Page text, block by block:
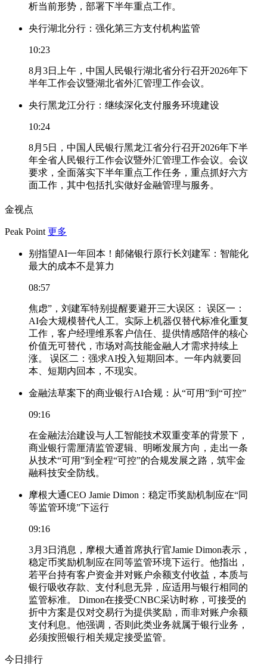
析当前形势，部署下半年重点工作。
央行湖北分行：强化第三方支付机构监管
10:23
8月3日上午，中国人民银行湖北省分行召开2026年下
半年工作会议暨湖北省外汇管理工作会议。
央行黑龙江分行：继续深化支付服务环境建设
10:24
8月5日，中国人民银行黑龙江省分行召开2026年下半
年全省人民银行工作会议暨外汇管理工作会议。会议
要求，全面落实下半年重点工作任务，重点抓好六方
面工作，其中包括扎实做好金融管理与服务。
金视点
Peak Point 更多
别指望AI一年回本！邮储银行原行长刘建军：智能化
最大的成本不是算力
08:57
焦虑”，刘建军特别提醒要避开三大误区： 误区一：
AI会大规模替代人工。实际上机器仅替代标准化重复
工作，客户经理维系客户信任、提供情感陪伴的核心
价值无可替代，市场对高技能金融人才需求持续上
涨。 误区二：强求AI投入短期回本。一年内就要回
本、短期内回本，不现实。
金融法草案下的商业银行AI合规：从“可用”到“可控”
09:16
在金融法治建设与人工智能技术双重变革的背景下，
商业银行需厘清监管逻辑、明晰发展方向，走出一条
从技术“可用”到全程“可控”的合规发展之路，筑牢金
融科技安全防线。
摩根大通CEO Jamie Dimon：稳定币奖励机制应在“同
等监管环境”下运行
09:16
3月3日消息，摩根大通首席执行官Jamie Dimon表示，
稳定币奖励机制应在同等监管环境下运行。他指出，
若平台持有客户资金并对账户余额支付收益，本质与
银行吸收存款、支付利息无异，应适用与银行相同的
监管标准。 Dimon在接受CNBC采访时称，可接受的
折中方案是仅对交易行为提供奖励，而非对账户余额
支付利息。他强调，否则此类业务就属于银行业务，
必须按照银行相关规定接受监管。
今日排行